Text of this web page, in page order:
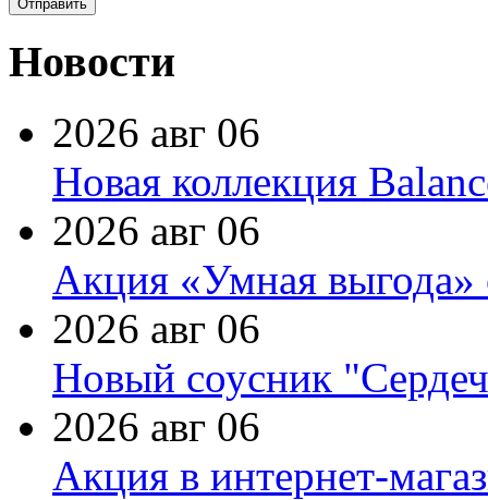
Новости
2026 авг 06
Новая коллекция
2026 авг 06
Акция «Умная выгода»
2026 авг 06
Новый соусник
2026 авг 06
Акция в интернет-